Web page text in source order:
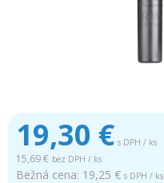
19,30 € s DPH / ks
15,69 € bez DPH / ks
Bežná cena: 19,25 € s DPH / ks